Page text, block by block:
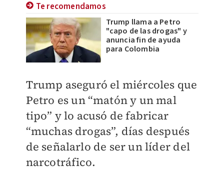
Te recomendamos
Trump llama a Petro
"capo de las drogas" y
anuncia fin de ayuda
para Colombia
Trump aseguró el miércoles que
Petro es un “matón y un mal
tipo” y lo acusó de fabricar
“muchas drogas”, días después
de señalarlo de ser un líder del
narcotráfico.